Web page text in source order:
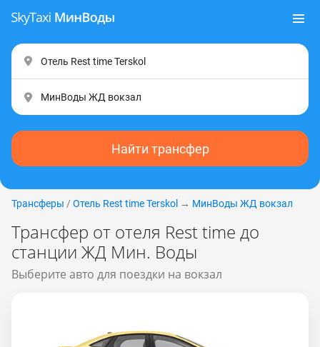
Найти трансфер
Трансферы / Отель Rest time Теrskоl → МинВоды ЖД вокзал
Трансфер от отеля Rest time до
станции ЖД Мин. Воды
Выберите авто для поездки на вокзал